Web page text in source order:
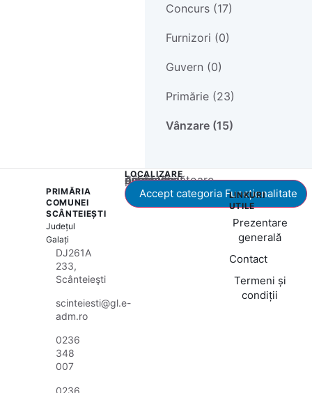
Concurs (17)
Furnizori (0)
Guvern (0)
Primărie (23)
Vânzare (15)
PRIMĂRIA
COMUNEI
SCÂNTEIEȘTI
Județul
Galați
DJ261A
233,
Scânteieşti
scinteiesti@gl.e-
adm.ro
0236
348
007
0236
LOCALIZARE
Acest conținut este blocat până când acceptați categoria corespunzătoare de cookie-uri.
Accept categoria Funcționalitate
LINKURI
UTILE
Prezentare
generală
Contact
Termeni și
condiții